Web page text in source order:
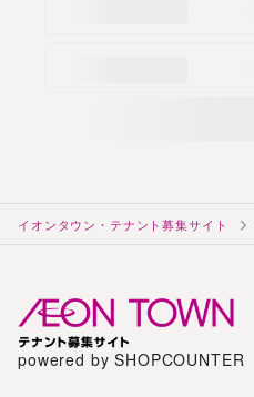
イオンタウン・テナント募集サイト
powered by SHOPCOUNTER